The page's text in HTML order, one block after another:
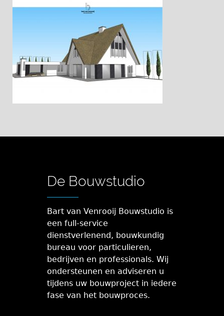
De Bouwstudio
Bart van Venrooij Bouwstudio is
een full-service
dienstverlenend, bouwkundig
bureau voor particulieren,
bedrijven en professionals. Wij
ondersteunen en adviseren u
tijdens uw bouwproject in iedere
fase van het bouwproces.